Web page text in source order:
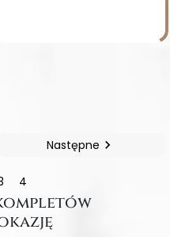
4
Następne 